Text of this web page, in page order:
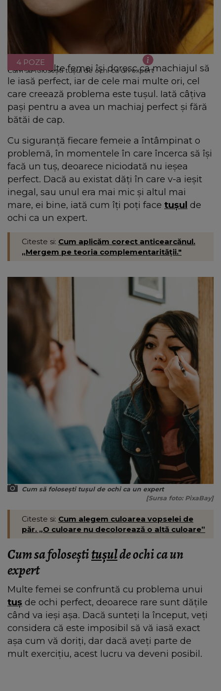
Cum să folosești tușul de ochi ca un expert
4 POZE
Foarte multe femei își doresc ca machiajul să
le iasă perfect, iar de cele mai multe ori, cel
care creează problema este tușul. Iată câțiva
pași pentru a avea un machiaj perfect și fără
bătăi de cap.
Cu siguranță fiecare femeie a întâmpinat o
problemă, în momentele în care încerca să își
facă un tuș, deoarece niciodată nu ieșea
perfect. Dacă au existat dăți în care v-a ieșit
inegal, sau unul era mai mic și altul mai
mare, ei bine, iată cum îți poți face tușul de
ochi ca un expert.
Citeste si: Cum aplicăm corect anticearcănul.
„Mergem pe teoria complementarității."
Cum să folosești tușul de ochi ca un expert
[Sursa foto: PixaBay]
Citeste si: Cum alegem culoarea vopselei de
păr. „O culoare nu decolorează o altă culoare”
Cum sa foloseștitușulde ochi ca un
expert
Multe femei se confruntă cu problema unui
tuș de ochi perfect, deoarece rare sunt dățile
când va ieși așa. Dacă sunteți la început, veți
considera că este imposibil să vă iasă exact
așa cum vă doriți, dar dacă aveți parte de
mult exercițiu, acest lucru va deveni posibil.